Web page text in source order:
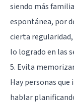
siendo más
espontánea, por
cierta
lo logrado en las
5. Evita
Hay personas
hablar